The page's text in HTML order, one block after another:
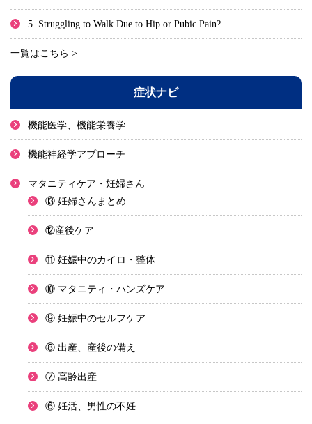
5. Struggling to Walk Due to Hip or Pubic Pain?
一覧はこちら >
症状ナビ
機能医学、機能栄養学
機能神経学アプローチ
マタニティケア・妊婦さん
⑬ 妊婦さんまとめ
⑫産後ケア
⑪ 妊娠中のカイロ・整体
⑩ マタニティ・ハンズケア
⑨ 妊娠中のセルフケア
⑧ 出産、産後の備え
⑦ 高齢出産
⑥ 妊活、男性の不妊